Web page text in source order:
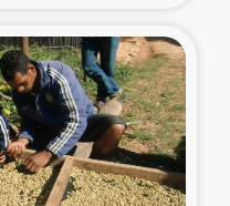
被災者支援
リー・リサイクル・プロ
事業